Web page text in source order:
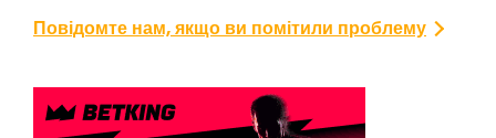
Повідомте нам, якщо ви помітили проблему